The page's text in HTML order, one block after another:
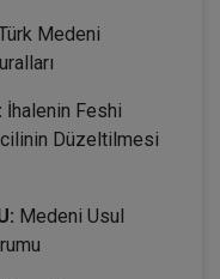
Medeni
İhalenin Feshi
Düzeltilmesi
Medeni Usul